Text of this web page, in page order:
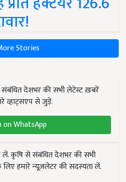
Stories
देशभर की सभी लेटेस्ट ख़बरें
व्हाट्सएप से जुड़ें.
on WhatsApp
लें. कृषि से संबंधित देशभर की सभी
हमारे न्यूज़लेटर की सदस्यता लें.